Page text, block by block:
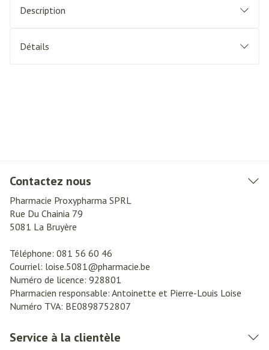
Description
Détails
Contactez nous
Pharmacie Proxypharma SPRL
Rue Du Chainia 79
5081 La Bruyère
Téléphone: 081 56 60 46
Courriel: loise.5081@pharmacie.be
Numéro de licence: 928801
Pharmacien responsable: Antoinette et Pierre-Louis Loise
Numéro TVA: BE0898752807
Service à la clientèle